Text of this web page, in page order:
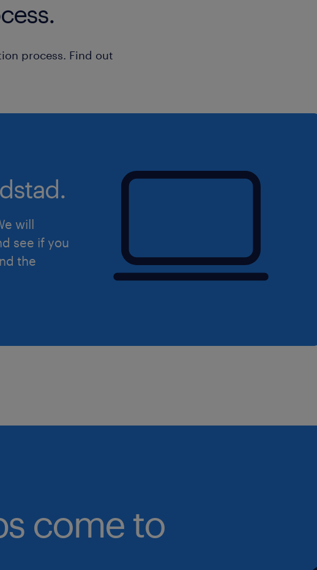
l'écrit, pour évoluer dans notre contexte
process. Find out
will
see if you
the
come to